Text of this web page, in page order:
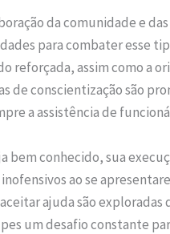
da comunidade e
para combater esse
assim como a
de conscientização são
a assistência de
bem conhecido, sua
ao se
ajuda são
um desafio constante